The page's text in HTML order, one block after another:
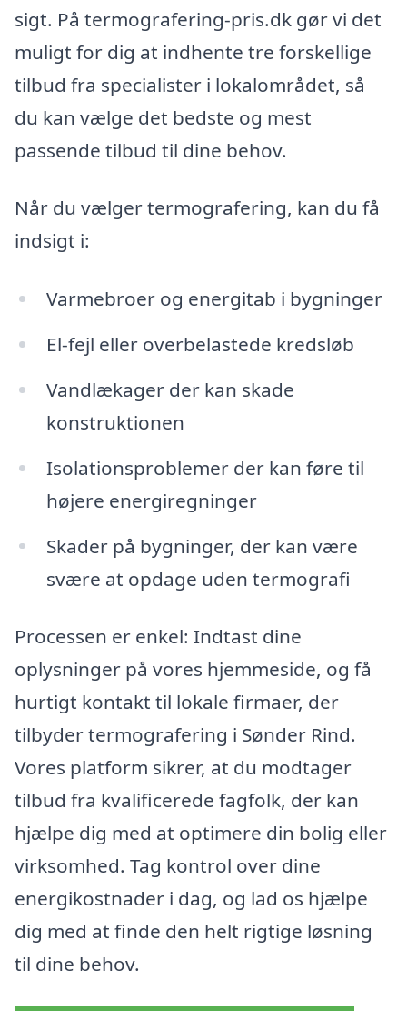
sigt. På termografering-pris.dk gør vi det
muligt for dig at indhente tre forskellige
tilbud fra specialister i lokalområdet, så
du kan vælge det bedste og mest
passende tilbud til dine behov.
Når du vælger termografering, kan du få
indsigt i:
Varmebroer og energitab i bygninger
El-fejl eller overbelastede kredsløb
Vandlækager der kan skade
konstruktionen
Isolationsproblemer der kan føre til
højere energiregninger
Skader på bygninger, der kan være
svære at opdage uden termografi
Processen er enkel: Indtast dine
oplysninger på vores hjemmeside, og få
hurtigt kontakt til lokale firmaer, der
tilbyder termografering i Sønder Rind.
Vores platform sikrer, at du modtager
tilbud fra kvalificerede fagfolk, der kan
hjælpe dig med at optimere din bolig eller
virksomhed. Tag kontrol over dine
energikostnader i dag, og lad os hjælpe
dig med at finde den helt rigtige løsning
til dine behov.